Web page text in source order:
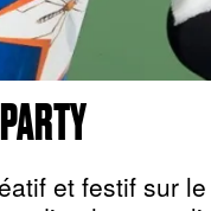
et festif sur